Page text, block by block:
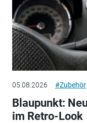
05.08.2026 #Zubehör
Blaupunkt:
im Retro-Look